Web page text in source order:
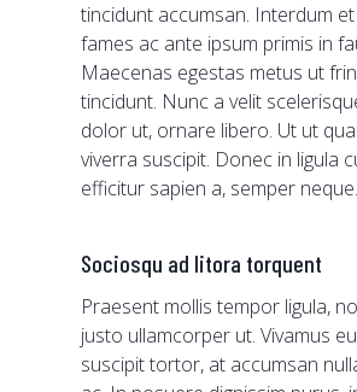
tincidunt accumsan. Interdum
fames ac ante ipsum primis in
Maecenas egestas metus ut
tincidunt. Nunc a velit
dolor ut, ornare libero. Ut ut
viverra suscipit. Donec in ligula
efficitur sapien a, semper neque.
Sociosqu ad litora torquent
Praesent mollis tempor ligula,
justo ullamcorper ut. Vivamus
suscipit tortor, at accumsan